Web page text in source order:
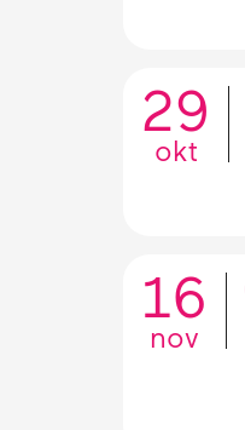
29
okt
16
nov